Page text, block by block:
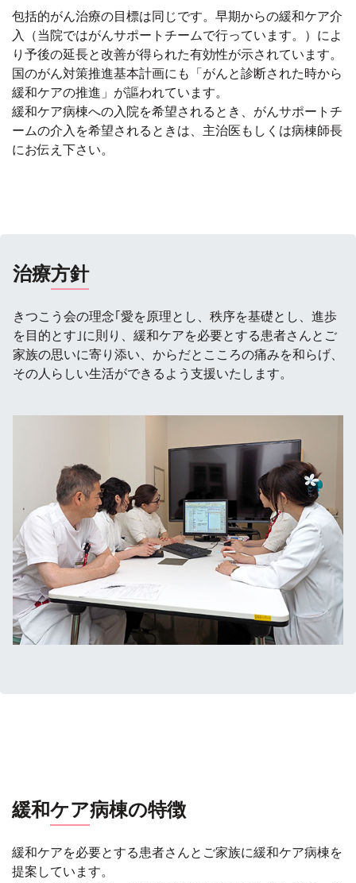
包括的がん治療の目標は同じです。早期からの緩和ケア介
入（当院ではがんサポートチームで行っています。）によ
り予後の延長と改善が得られた有効性が示されています。
国のがん対策推進基本計画にも「がんと診断された時から
緩和ケアの推進」が謳われています。
緩和ケア病棟への入院を希望されるとき、がんサポートチ
ームの介入を希望されるときは、主治医もしくは病棟師長
にお伝え下さい。
治療方針
きつこう会の理念｢愛を原理とし、秩序を基礎とし、進歩
を目的とす｣に則り、緩和ケアを必要とする患者さんとご
家族の思いに寄り添い、からだとこころの痛みを和らげ、
その人らしい生活ができるよう支援いたします。
緩和ケア病棟の特徴
緩和ケアを必要とする患者さんとご家族に緩和ケア病棟を
提案しています。